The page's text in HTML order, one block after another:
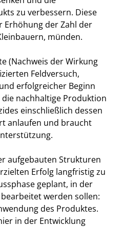
zu verbessern. Diese
Erhöhung der Zahl der
münden.
(Nachweis der Wirkung
Feldversuch,
erfolgreicher Beginn
nachhaltige Produktion
einschließlich dessen
anlaufen und braucht
aufgebauten Strukturen
Erfolg langfristig zu
geplant, in der
werden sollen:
des Produktes.
in der Entwicklung